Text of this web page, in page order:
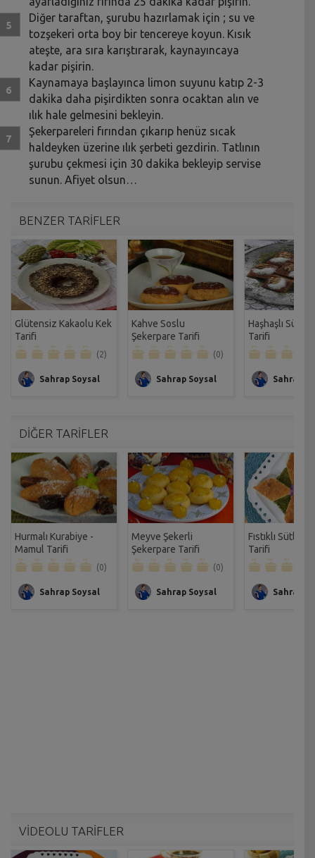
Diğer taraftan, şurubu hazırlamak için ; su ve
tozşekeri orta boy bir tencereye koyun. Kısık
ateşte, ara sıra karıştırarak, kaynayıncaya
kadar pişirin.
Kaynamaya başlayınca limon suyunu katıp 2-3
dakika daha pişirdikten sonra ocaktan alın ve
ılık hale gelmesini bekleyin.
Şekerpareleri fırından çıkarıp henüz sıcak
haldeyken üzerine ılık şerbeti gezdirin. Tatlının
şurubu çekmesi için 30 dakika bekleyip servise
sunun. Afiyet olsun…
BENZER TARİFLER
Glütensiz Kakaolu Kek
Tarifi
(2)
Sahrap Soysal
Kahve Soslu
Şekerpare Tarifi
(0)
Sahrap Soysal
Haşhaşlı Sütlü
Tarifi
Sahrap
DİĞER TARİFLER
Hurmalı Kurabiye -
Mamul Tarifi
(0)
Sahrap Soysal
Meyve Şekerli
Şekerpare Tarifi
(0)
Sahrap Soysal
Fıstıklı Sütlü
Tarifi
Sahrap
VİDEOLU TARİFLER